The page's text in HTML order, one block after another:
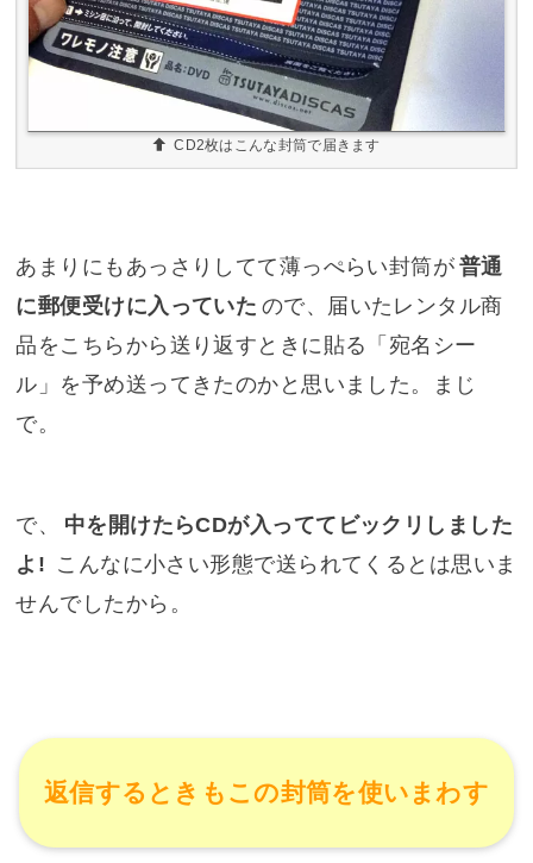
CD2枚はこんな封筒で届きます
あまりにもあっさりしてて薄っぺらい封筒が 普通
に郵便受けに入っていた ので、届いたレンタル商
品をこちらから送り返すときに貼る「宛名シー
ル」を予め送ってきたのかと思いました。まじ
で。
で、
中を開けたらCDが入っててビックリしました
よ! こんなに小さい形態で送られてくるとは思いま
せんでしたから。
返信するときもこの封筒を使いまわす